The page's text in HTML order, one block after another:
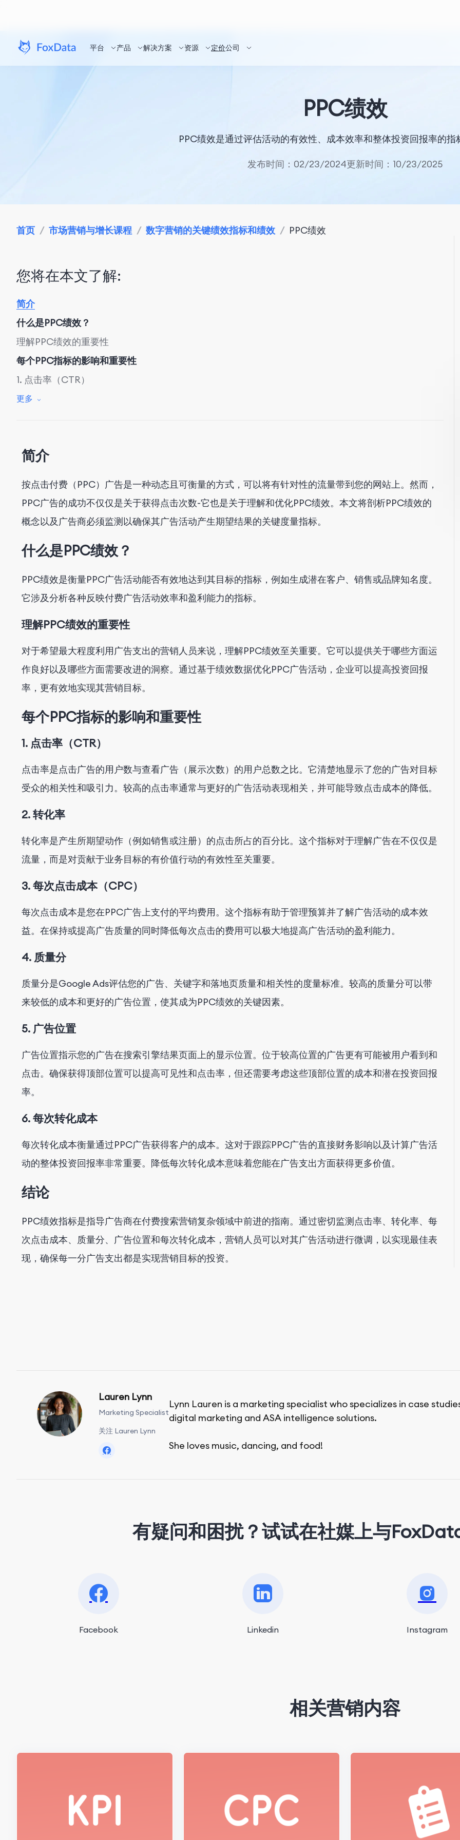
平台 产品 解决方案 资源 定价公司
PPC绩效
PPC绩效是通过评估活动的有效性、成本效率和整体投资回报率的指
发布时间：02/23/2024更新时间：10/23/2025
首页 / 市场营销与增长课程 / 数字营销的关键绩效指标和绩效 / PPC绩效
您将在本文了解:
简介
什么是PPC绩效？
理解PPC绩效的重要性
每个PPC指标的影响和重要性
1. 点击率（CTR）
2. 转化率
5. 广告位置
更多
简介
按点击付费（PPC）广告是一种动态且可衡量的方式，可以将有针对性的流量带到您的网站上。然而，
PPC广告的成功不仅仅是关于获得点击次数-它也是关于理解和优化PPC绩效。本文将剖析PPC绩效的
概念以及广告商必须监测以确保其广告活动产生期望结果的关键度量指标。
什么是PPC绩效？
PPC绩效是衡量PPC广告活动能否有效地达到其目标的指标，例如生成潜在客户、销售或品牌知名度。
它涉及分析各种反映付费广告活动效率和盈利能力的指标。
理解PPC绩效的重要性
对于希望最大程度利用广告支出的营销人员来说，理解PPC绩效至关重要。它可以提供关于哪些方面运
作良好以及哪些方面需要改进的洞察。通过基于绩效数据优化PPC广告活动，企业可以提高投资回报
率，更有效地实现其营销目标。
每个PPC指标的影响和重要性
1. 点击率（CTR）
点击率是点击广告的用户数与查看广告（展示次数）的用户总数之比。它清楚地显示了您的广告对目标
受众的相关性和吸引力。较高的点击率通常与更好的广告活动表现相关，并可能导致点击成本的降低。
2. 转化率
转化率是产生所期望动作（例如销售或注册）的点击所占的百分比。这个指标对于理解广告在不仅仅是
流量，而是对贡献于业务目标的有价值行动的有效性至关重要。
3. 每次点击成本（CPC）
每次点击成本是您在PPC广告上支付的平均费用。这个指标有助于管理预算并了解广告活动的成本效
益。在保持或提高广告质量的同时降低每次点击的费用可以极大地提高广告活动的盈利能力。
4. 质量分
质量分是Google Ads评估您的广告、关键字和落地页质量和相关性的度量标准。较高的质量分可以带
来较低的成本和更好的广告位置，使其成为PPC绩效的关键因素。
5. 广告位置
广告位置指示您的广告在搜索引擎结果页面上的显示位置。位于较高位置的广告更有可能被用户看到和
点击。确保获得顶部位置可以提高可见性和点击率，但还需要考虑这些顶部位置的成本和潜在投资回报
率。
6. 每次转化成本
每次转化成本衡量通过PPC广告获得客户的成本。这对于跟踪PPC广告的直接财务影响以及计算广告活
动的整体投资回报率非常重要。降低每次转化成本意味着您能在广告支出方面获得更多价值。
结论
PPC绩效指标是指导广告商在付费搜索营销复杂领域中前进的指南。通过密切监测点击率、转化率、每
次点击成本、质量分、广告位置和每次转化成本，营销人员可以对其广告活动进行微调，以实现最佳表
现，确保每一分广告支出都是实现营销目标的投资。
Lauren Lynn
Marketing Specialist
关注 Lauren Lynn
Lynn Lauren is a marketing specialist who specializes in case
digital marketing and ASA intelligence solutions.
She loves music, dancing, and food!
有疑问和困扰？试试在社媒上与
Facebook Linkedin Instagram
相关营销内容